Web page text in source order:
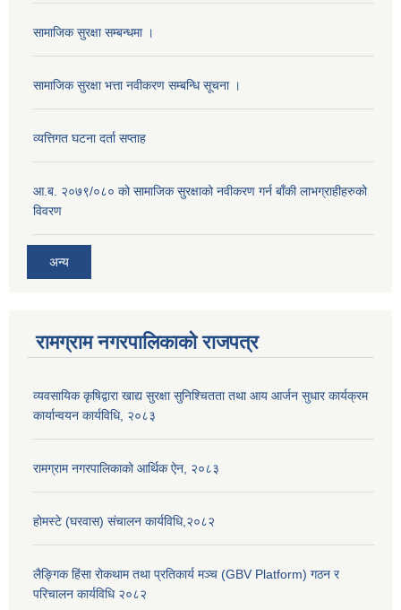
सामाजिक सुरक्षा सम्बन्धमा ।
सामाजिक सुरक्षा भत्ता नवीकरण सम्बन्धि सूचना ।
व्यत्तिगत घटना दर्ता सप्ताह
आ.ब. २०७९/०८० को सामाजिक सुरक्षाको नवीकरण गर्न बाँकी लाभग्राहीहरुको
विवरण
अन्य
रामग्राम नगरपालिकाको राजपत्र
व्यवसायिक कृषिद्वारा खाद्य सुरक्षा सुनिश्चितता तथा आय आर्जन सुधार कार्यक्रम
कार्यान्वयन कार्यविधि, २०८३
रामग्राम नगरपालिकाको आर्थिक ऐन, २०८३
होमस्टे (घरवास) संचालन कार्यविधि,२०८२
लैङ्गिक हिंसा रोकथाम तथा प्रतिकार्य मञ्च (GBV Platform) गठन र
परिचालन कार्यविधि २०८२